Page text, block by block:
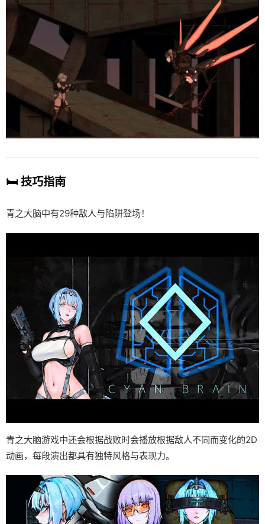
🛏️ 技巧指南
青之大脑中有29种敌人与陷阱登场！
青之大脑游戏中还会根据战败时会播放根据敌人不同而变化的2D
动画，每段演出都具有独特风格与表现力。